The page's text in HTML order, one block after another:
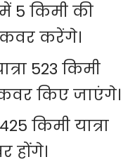
5 किमी की
कवर करेंगे।
523 किमी
किए जाएंगे।
किमी यात्रा
होंगे।